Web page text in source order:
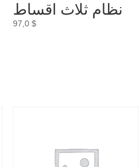
نظام ثلاث اقساط
97,0 $